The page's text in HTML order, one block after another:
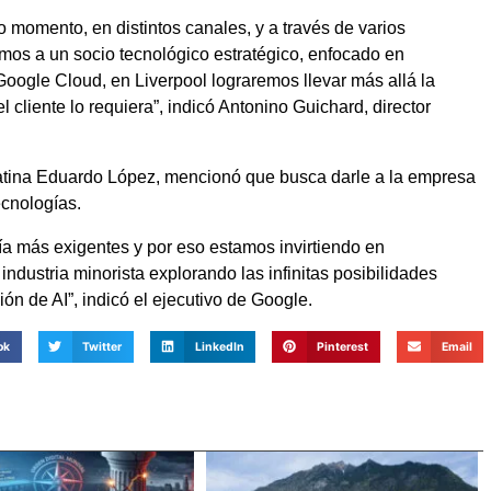
momento, en distintos canales, y a través de varios
a un socio tecnológico estratégico, enfocado en
Cloud, en Liverpool lograremos llevar más allá la
cliente lo requiera”, indicó Antonino Guichard, director
Eduardo López, mencionó que busca darle a la empresa
más exigentes y por eso estamos invirtiendo en
minorista explorando las infinitas posibilidades
de AI”, indicó el ejecutivo de Google.
Twitter LinkedIn Pinterest Email